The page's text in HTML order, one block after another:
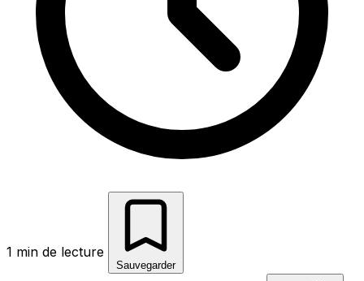
1 min de lecture
Sauvegarder